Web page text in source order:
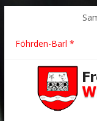
2026/21 Löschhilfe
Föhrden-Barl *
2026/24 * TH G Y *
2026/23 TH K Y *
2026/22 TH Y * VU
Der schönste